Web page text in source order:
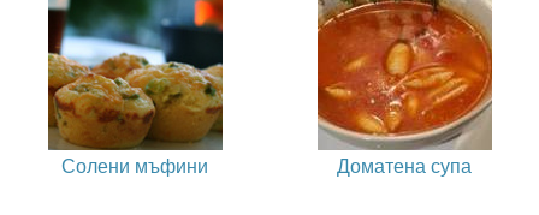
Солени мъфини Доматена супа